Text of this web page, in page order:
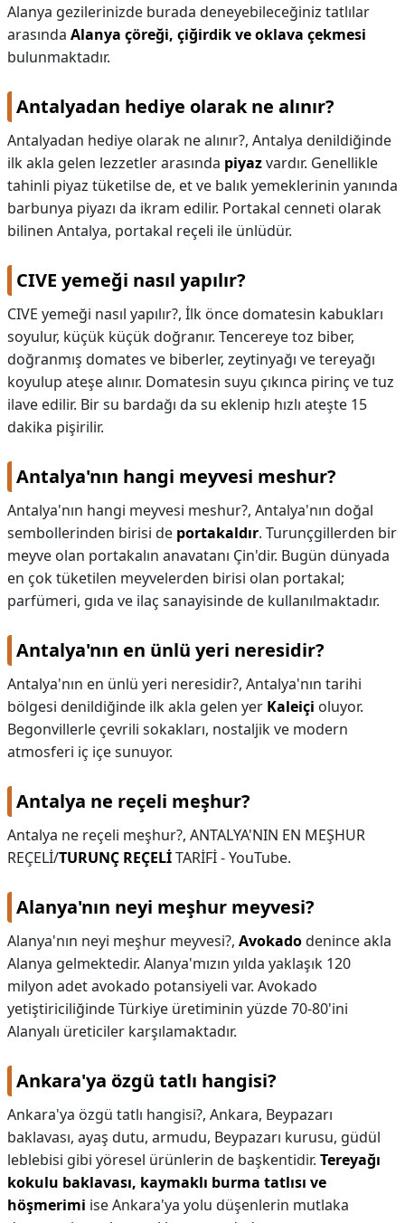
Alanya gezilerinizde burada deneyebileceğiniz tatlılar
arasında Alanya çöreği, çiğirdik ve oklava çekmesi
bulunmaktadır.
Antalyadan hediye olarak ne alınır?
Antalyadan hediye olarak ne alınır?, Antalya denildiğinde
ilk akla gelen lezzetler arasında piyazvardır. Genellikle
tahinli piyaz tüketilse de, et ve balık yemeklerinin yanında
barbunya piyazı da ikram edilir. Portakal cenneti olarak
bilinen Antalya, portakal reçeli ile ünlüdür.
CIVE yemeği nasıl yapılır?
CIVE yemeği nasıl yapılır?, İlk önce domatesin kabukları
soyulur, küçük küçük doğranır. Tencereye toz biber,
doğranmış domates ve biberler, zeytinyağı ve tereyağı
koyulup ateşe alınır. Domatesin suyu çıkınca pirinç ve tuz
ilave edilir. Bir su bardağı da su eklenip hızlı ateşte 15
dakika pişirilir.
Antalya'nın hangi meyvesi meshur?
Antalya'nın hangi meyvesi meshur?, Antalya'nın doğal
sembollerinden birisi de portakaldır. Turunçgillerden bir
meyve olan portakalın anavatanı Çin'dir. Bugün dünyada
en çok tüketilen meyvelerden birisi olan portakal;
parfümeri, gıda ve ilaç sanayisinde de kullanılmaktadır.
Antalya'nın en ünlü yeri neresidir?
Antalya'nın en ünlü yeri neresidir?, Antalya'nın tarihi
bölgesi denildiğinde ilk akla gelen yer Kaleiçi oluyor.
Begonvillerle çevrili sokakları, nostaljik ve modern
atmosferi iç içe sunuyor.
Antalya ne reçeli meşhur?
Antalya ne reçeli meşhur?, ANTALYA'NIN EN MEŞHUR
REÇELİ/TURUNÇ REÇELİTARİFİ - YouTube.
Alanya'nın neyi meşhur meyvesi?
Alanya'nın neyi meşhur meyvesi?, Avokadodenince akla
Alanya gelmektedir. Alanya'mızın yılda yaklaşık 120
milyon adet avokado potansiyeli var. Avokado
yetiştiriciliğinde Türkiye üretiminin yüzde 70-80'ini
Alanyalı üreticiler karşılamaktadır.
Ankara'ya özgü tatlı hangisi?
Ankara'ya özgü tatlı hangisi?, Ankara, Beypazarı
baklavası, ayaş dutu, armudu, Beypazarı kurusu, güdül
leblebisi gibi yöresel ürünlerin de başkentidir. Tereyağı
kokulu baklavası, kaymaklı burma tatlısı ve
höşmerimi ise Ankara'ya yolu düşenlerin mutlaka